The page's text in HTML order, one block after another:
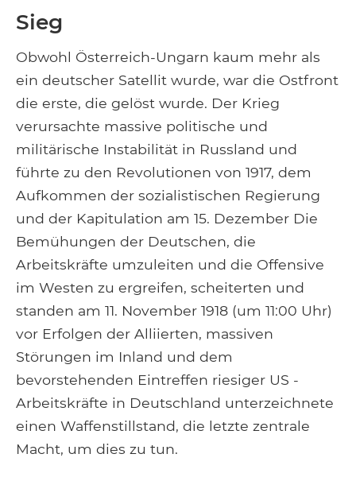
Sieg
Obwohl Österreich-Ungarn kaum mehr als
ein deutscher Satellit wurde, war die Ostfront
die erste, die gelöst wurde. Der Krieg
verursachte massive politische und
militärische Instabilität in Russland und
führte zu den Revolutionen von 1917, dem
Aufkommen der sozialistischen Regierung
und der Kapitulation am 15. Dezember Die
Bemühungen der Deutschen, die
Arbeitskräfte umzuleiten und die Offensive
im Westen zu ergreifen, scheiterten und
standen am 11. November 1918 (um 11:00 Uhr)
vor Erfolgen der Alliierten, massiven
Störungen im Inland und dem
bevorstehenden Eintreffen riesiger US -
Arbeitskräfte in Deutschland unterzeichnete
einen Waffenstillstand, die letzte zentrale
Macht, um dies zu tun.